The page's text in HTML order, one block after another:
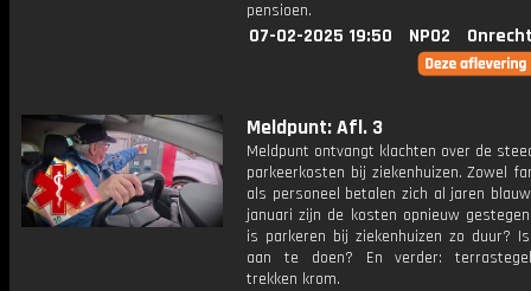
pensioen.
07-02-2025 19:50 NPO2
Meldpunt: Afl. 3
Meldpunt ontvangt klachten over de
parkeerkosten bij ziekenhuizen. Zowel
als personeel betalen zich al jaren
januari zijn de kosten opnieuw
is parkeren bij ziekenhuizen zo duur?
aan te doen? En verder:
trekken krom.